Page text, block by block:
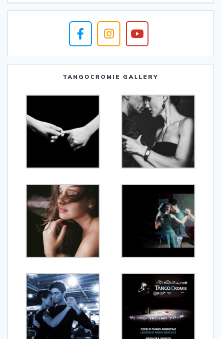
TANGOCROMIE GALLERY